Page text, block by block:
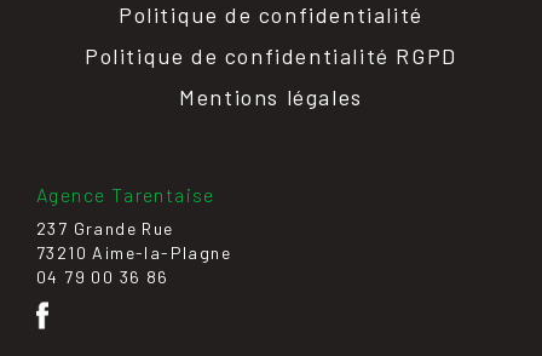
Politique de confidentialité
Politique de confidentialité RGPD
Mentions légales
Agence Tarentaise
237 Grande Rue
73210 Aime-la-Plagne
04 79 00 36 86